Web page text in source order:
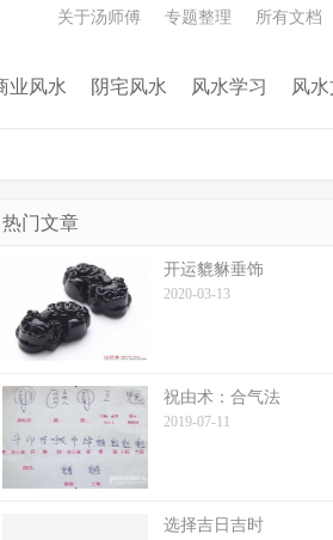
业风水 阴宅风水 风水学习 风
关于汤师傅 专题整理 所有文档
热门文章
开运貔貅垂饰
2020-03-13
祝由术：合气法
2019-07-11
选择吉日吉时